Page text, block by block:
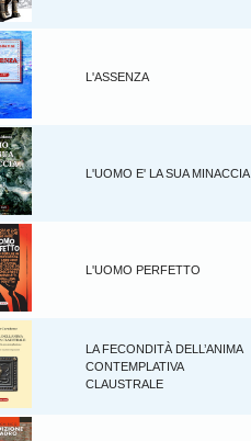
L'ASSENZA
L'UOMO E' LA SUA MINACCIA
L'UOMO PERFETTO
LA FECONDITÀ DELL’ANIMA
CONTEMPLATIVA
CLAUSTRALE